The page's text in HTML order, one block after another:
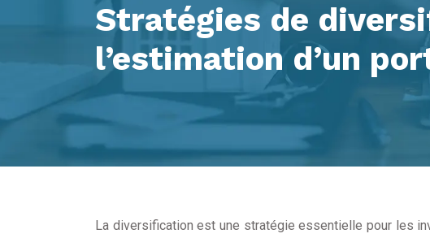
Stratégies de
l’estimation d’un
La diversification est une stratégie essentielle pour les